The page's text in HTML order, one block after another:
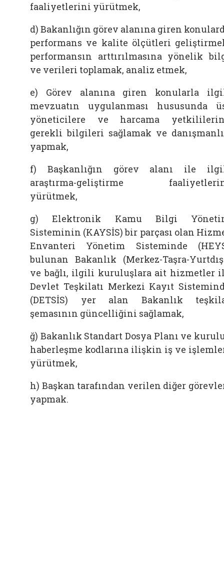
faaliyetlerini yürütmek,
d) Bakanlığın görev alanına giren
performans ve kalite ölçütleri
performansın arttırılmasına yönelik
ve verileri toplamak, analiz etmek,
e) Görev alanına giren konularla
mevzuatın uygulanması hususunda
yöneticilere ve harcama
gerekli bilgileri sağlamak ve
yapmak,
f) Başkanlığın görev alanı ile
araştırma-geliştirme
yürütmek,
g) Elektronik Kamu Bilgi
Sisteminin (KAYSİS) bir parçası olan
Envanteri Yönetim Sisteminde
bulunan Bakanlık (Merkez-Taşra-
ve bağlı, ilgili kuruluşlara ait hizmetler
Devlet Teşkilatı Merkezi Kayıt
(DETSİS) yer alan Bakanlık
şemasının güncelliğini sağlamak,
ğ) Bakanlık Standart Dosya Planı ve
haberleşme kodlarına ilişkin iş ve
yürütmek,
h) Başkan tarafından verilen diğer
yapmak.